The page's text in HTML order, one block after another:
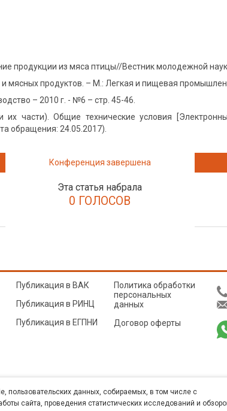
продукции из мяса птицы//Вестник молодежной
мясных продуктов. – М.: Легкая и пищевая
– 2010 г. - №6 – стр. 45-46.
части). Общие технические условия
обращения: 24.05.2017).
Конференция завершена
Эта статья набрала
0 ГОЛОСОВ
Публикация в ВАК
Публикация в РИНЦ
Публикация в ЕГПНИ
Политика обработки
персональных
данных
Договор оферты
лицензии Creative Commons «Attribution»
пользовательских данных, собираемых, в том числе с
сайта, проведения статистических исследований и